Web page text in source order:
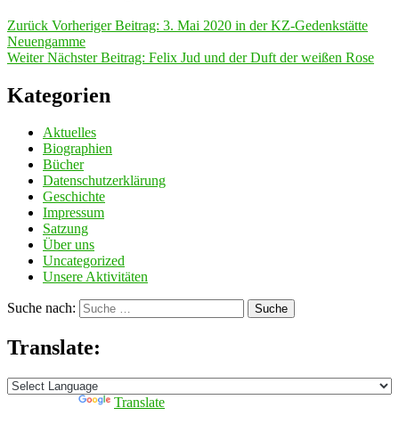
Zurück Vorheriger Beitrag: 3. Mai 2020 in der KZ-Gedenkstätte
Neuengamme
Weiter Nächster Beitrag: Felix Jud und der Duft der weißen Rose
Kategorien
Aktuelles
Biographien
Bücher
Datenschutzerklärung
Geschichte
Impressum
Satzung
Über uns
Uncategorized
Unsere Aktivitäten
Suche nach: Suche
Translate:
Translate